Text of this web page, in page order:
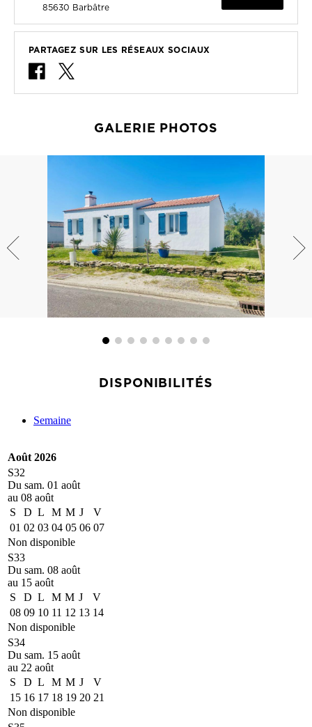
85630 Barbâtre
PARTAGEZ SUR LES RÉSEAUX SOCIAUX
GALERIE PHOTOS
DISPONIBILITÉS